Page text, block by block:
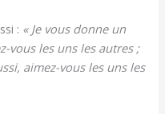
: « Je vous donne un
vous les uns les autres ;
aimez-vous les uns les